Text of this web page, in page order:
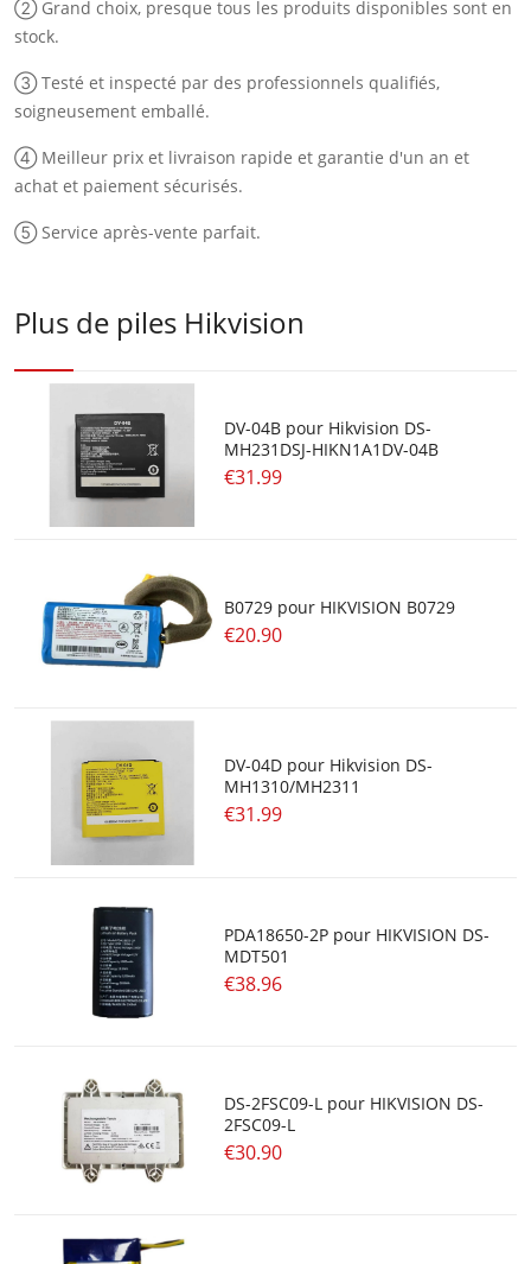
② Grand choix, presque tous les produits disponibles sont en
stock.
③ Testé et inspecté par des professionnels qualifiés,
soigneusement emballé.
④ Meilleur prix et livraison rapide et garantie d'un an et
achat et paiement sécurisés.
⑤ Service après-vente parfait.
Plus de piles Hikvision
DV-04B pour Hikvision DS-
MH231DSJ-HIKN1A1DV-04B
€31.99
B0729 pour HIKVISION B0729
€20.90
DV-04D pour Hikvision DS-
MH1310/MH2311
€31.99
PDA18650-2P pour HIKVISION DS-
MDT501
€38.96
DS-2FSC09-L pour HIKVISION DS-
2FSC09-L
€30.90